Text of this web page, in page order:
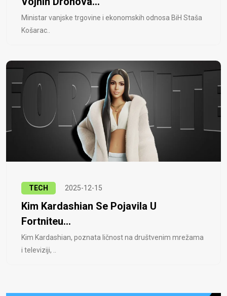
Ministar vanjske trgovine i ekonomskih odnosa BiH Staša
Košarac..
TECH 2025-12-15
Kim Kardashian Se Pojavila U
Fortniteu...
Kim Kardashian, poznata ličnost na društvenim mrežama
i televiziji, ..